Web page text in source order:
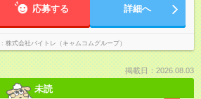
応募する 詳細へ
株式会社バイトレ（キャムコムグループ）
掲載日：2026.08.03
未読